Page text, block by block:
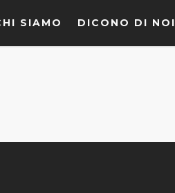
SIAMO DICONO DI NOI